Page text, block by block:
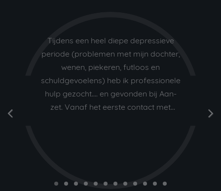
Tijdens een heel diepe depressieve
periode (problemen met mijn dochter,
wenen, piekeren, futloos en
schuldgevoelens) heb ik professionele
hulp gezocht.... en gevonden bij Aan-
zet. Vanaf het eerste contact met